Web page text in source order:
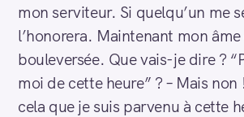
mon serviteur. Si quelqu’un me
l’honorera. Maintenant mon âme
bouleversée. Que vais-je dire ?
moi de cette heure” ? – Mais non
cela que je suis parvenu à cette